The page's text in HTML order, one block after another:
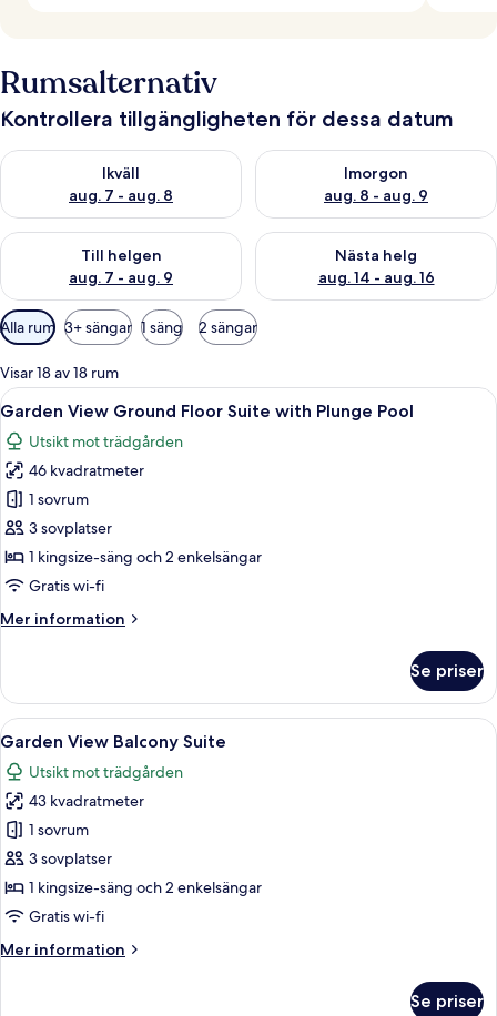
Rumsalternativ
Kontrollera tillgängligheten för dessa datum
Ikväll
aug. 7 - aug. 8
Kontrollera tillgängligheten för ikväll aug. 7 - aug. 8
Imorgon
aug. 8 - aug. 9
Kontrollera tillgängligheten
Till helgen
aug. 7 - aug. 9
Kontrollera tillgängligheten för den här helgen aug. 7 - aug. 9
Nästa helg
aug. 14 - aug. 16
Kontrollera tillgängligheten
Tillgängliga
filter
för
rum
Alla rum 3+ sängar 1 säng 2 sängar
Visar 18 av 18 rum
Öppna
alla
foton
för
Garden
View
Ground
Floor
with
Ett sovrum med en säng,
7
Garden View Ground Floor Suite with Plunge Pool
Utsikt mot trädgården
46 kvadratmeter
1 sovrum
3 sovplatser
1 kingsize-säng och 2 enkelsängar
Gratis wi-fi
Mer information
Mer
View
Ground
Floor
with
Plunge
Pool
Se priser
Öppna
alla
foton
för
Garden
View
Balcony
Suite
Ett sovrum med en säng i trä, en
3
Garden View Balcony Suite
Utsikt mot trädgården
43 kvadratmeter
1 sovrum
3 sovplatser
1 kingsize-säng och 2 enkelsängar
Gratis wi-fi
Mer information
Mer
Se priser